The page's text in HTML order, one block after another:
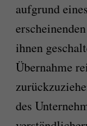
aufgrund
ihnen
Übernahme
des